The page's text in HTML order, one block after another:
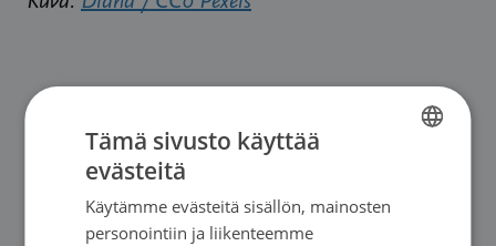
SWEDISH
Tämä sivusto käyttää
evästeitä
Käytämme evästeitä sisällön, mainosten
personointiin ja liikenteemme